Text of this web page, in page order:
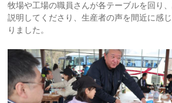
牧場や工場の職員さんが各テーブルを回り
説明してくださり、生産者の声を間近に感
りました。